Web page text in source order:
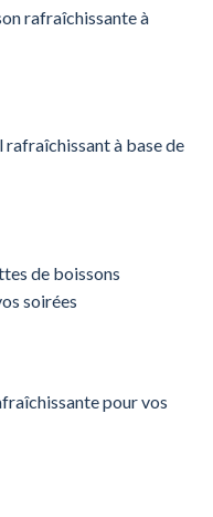
rafraîchissante à
à base de
de boissons
soirées
pour vos